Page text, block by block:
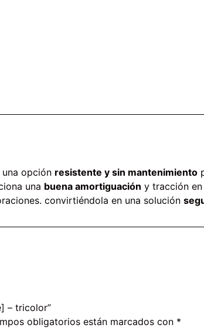
una opción resistente y sin mantenimiento
una buena amortiguación y tracción
convirtiéndola en una solución
– tricolor”
obligatorios están marcados con *